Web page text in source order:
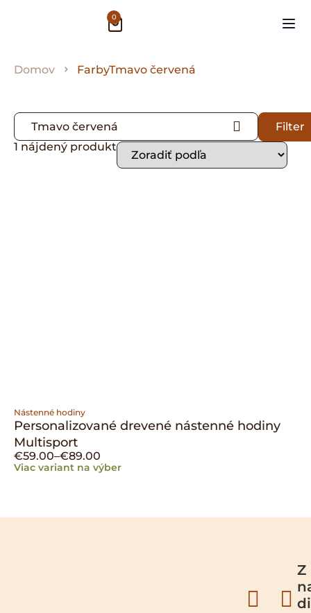
0
Domov FarbyTmavo červená
Tmavo červená
Filter
1 nájdený produkt
Nástenné hodiny
Personalizované drevené nástenné hodiny
Multisport
€59.00–€89.00
Viac variant na výber
Z